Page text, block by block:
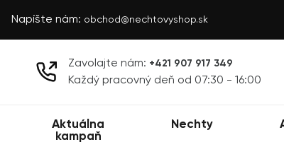
Napíšte nám: obchod@nechtovyshop.sk
Zavolajte nám: +421 907 917 349
Každý pracovný deň od 07:30 - 16:00
Aktuálna
kampaň
Nechty